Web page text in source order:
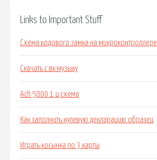
Links to Important Stuff
Схема кодового замка на микроконтроллере
Скачать с вк музыку
Ach 5000 1 ц схема
Как заполнить нулевую декларацию образец
Играть косынка по 3 карты